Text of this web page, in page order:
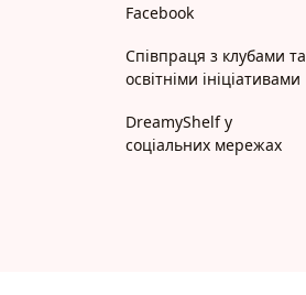
Facebook
Співпраця з клубами та
освітніми ініціативами
DreamyShelf у
соціальних мережах